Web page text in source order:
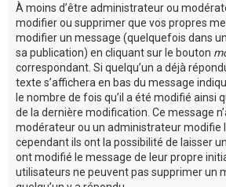
À moins d’être administrateur ou
modifier ou supprimer que vos propres
modifier un message (quelquefois dans
sa publication) en cliquant sur le bouton
correspondant. Si quelqu’un a déjà
texte s’affichera en bas du message
le nombre de fois qu’il a été modifié ainsi
de la dernière modification. Ce message
modérateur ou un administrateur modifie
cependant ils ont la possibilité de laisser
ont modifié le message de leur propre
utilisateurs ne peuvent pas supprimer un